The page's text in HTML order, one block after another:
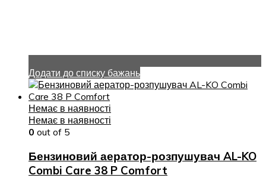
Додати до списку бажань
Немає в наявності
Немає в наявності
0 out of 5
Бензиновий аератор-розпушувач AL-KO
Combi Care 38 P Comfort